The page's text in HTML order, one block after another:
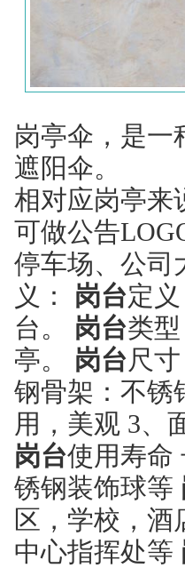
岗亭伞，是一
遮阳伞。
相对应岗亭来
可做公告
停车场、公司
义：
岗台定
台。
岗台类
亭。
岗台尺
钢骨架：不锈
用，美观 3、
岗台使用寿命
锈钢装饰球等
区，学校，
中心指挥处等